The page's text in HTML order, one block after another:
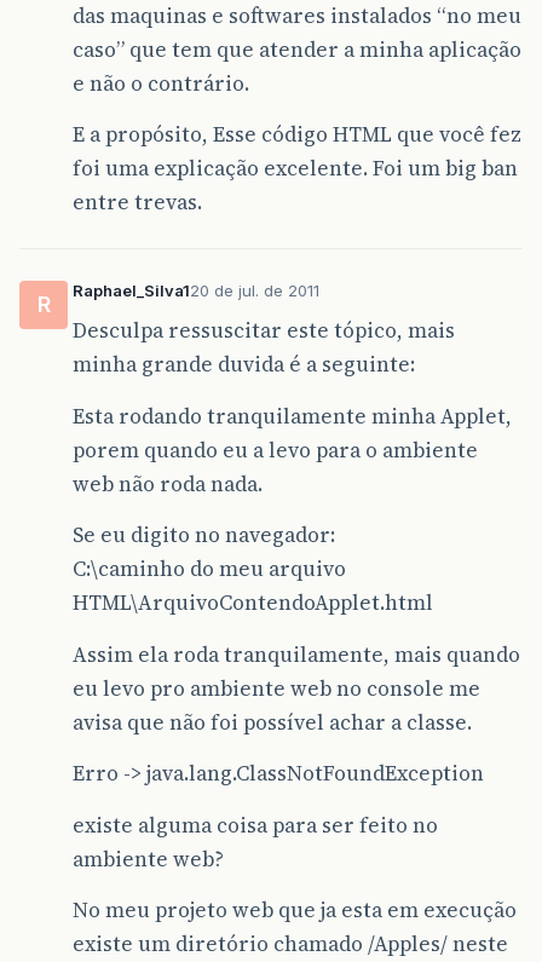
das maquinas e softwares instalados “no meu
caso” que tem que atender a minha aplicação
e não o contrário.
E a propósito, Esse código HTML que você fez
foi uma explicação excelente. Foi um big ban
entre trevas.
R
Raphael_Silva120 de jul. de 2011
Desculpa ressuscitar este tópico, mais
minha grande duvida é a seguinte:
Esta rodando tranquilamente minha Applet,
porem quando eu a levo para o ambiente
web não roda nada.
Se eu digito no navegador:
C:\caminho do meu arquivo
HTML\ArquivoContendoApplet.html
Assim ela roda tranquilamente, mais quando
eu levo pro ambiente web no console me
avisa que não foi possível achar a classe.
Erro -> java.lang.ClassNotFoundException
existe alguma coisa para ser feito no
ambiente web?
No meu projeto web que ja esta em execução
existe um diretório chamado /Apples/ neste